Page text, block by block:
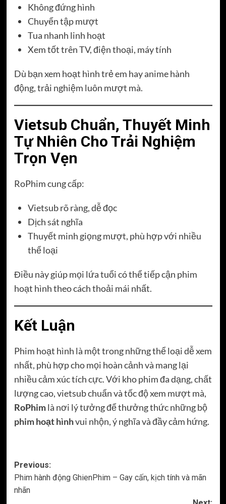
Không đứng hình
Chuyển tập mượt
Tua nhanh linh hoạt
Xem tốt trên TV, điện thoại, máy tính
Dù bạn xem hoạt hình trẻ em hay anime hành
động, trải nghiệm luôn mượt mà.
Vietsub Chuẩn, Thuyết Minh
Tự Nhiên Cho Trải Nghiệm
Trọn Vẹn
RoPhim cung cấp:
Vietsub rõ ràng, dễ đọc
Dịch sát nghĩa
Thuyết minh giọng mượt, phù hợp với nhiều
thể loại
Điều này giúp mọi lứa tuổi có thể tiếp cận phim
hoạt hình theo cách thoải mái nhất.
Kết Luận
Phim hoạt hình là một trong những thể loại dễ xem
nhất, phù hợp cho mọi hoàn cảnh và mang lại
nhiều cảm xúc tích cực. Với kho phim đa dạng, chất
lượng cao, vietsub chuẩn và tốc độ xem mượt mà,
RoPhimlà nơi lý tưởng để thưởng thức những bộ
phim hoạt hìnhvui nhộn, ý nghĩa và đầy cảm hứng.
Post
navigation
Previous:
Phim hành động GhienPhim – Gay cấn, kịch tính và mãn
nhãn